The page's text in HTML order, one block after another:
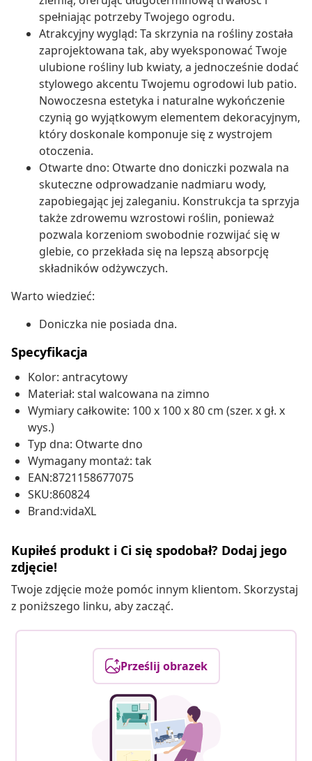
spełniając potrzeby Twojego ogrodu.
Atrakcyjny wygląd: Ta skrzynia na rośliny została
zaprojektowana tak, aby wyeksponować Twoje
ulubione rośliny lub kwiaty, a jednocześnie dodać
stylowego akcentu Twojemu ogrodowi lub patio.
Nowoczesna estetyka i naturalne wykończenie
czynią go wyjątkowym elementem dekoracyjnym,
który doskonale komponuje się z wystrojem
otoczenia.
Otwarte dno: Otwarte dno doniczki pozwala na
skuteczne odprowadzanie nadmiaru wody,
zapobiegając jej zaleganiu. Konstrukcja ta sprzyja
także zdrowemu wzrostowi roślin, ponieważ
pozwala korzeniom swobodnie rozwijać się w
glebie, co przekłada się na lepszą absorpcję
składników odżywczych.
Warto wiedzieć:
Doniczka nie posiada dna.
Specyfikacja
Kolor: antracytowy
Materiał: stal walcowana na zimno
Wymiary całkowite: 100 x 100 x 80 cm (szer. x gł. x
wys.)
Typ dna: Otwarte dno
Wymagany montaż: tak
EAN:8721158677075
SKU:860824
Brand:vidaXL
Kupiłeś produkt i Ci się spodobał? Dodaj jego
zdjęcie!
Twoje zdjęcie może pomóc innym klientom. Skorzystaj
z poniższego linku, aby zacząć.
Prześlij obrazek